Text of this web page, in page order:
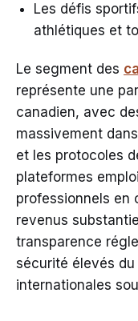
Les défis
athlétiques et
Le segment des
représente une
canadien, avec
massivement
et les protocoles
plateformes
professionnels en
revenus
transparence
sécurité élevés
internationales